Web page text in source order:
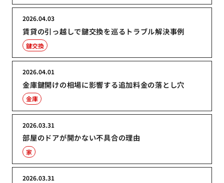
賃貸の引っ越しで鍵交換を巡るトラブル解決事例
2026.04.03
鍵交換
金庫鍵開けの相場に影響する追加料金の落とし穴
2026.04.01
金庫
部屋のドアが開かない不具合の理由
2026.03.31
家
2026.03.31